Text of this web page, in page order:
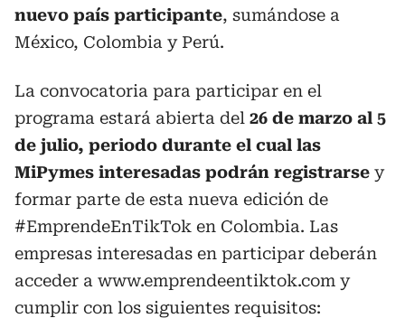
nuevo país participante, sumándose a
México, Colombia y Perú.
La convocatoria para participar en el
programa estará abierta del 26 de marzo al 5
de julio, periodo durante el cual las
MiPymes interesadas podrán registrarse y
formar parte de esta nueva edición de
#EmprendeEnTikTok en Colombia. Las
empresas interesadas en participar deberán
acceder a www.emprendeentiktok.com y
cumplir con los siguientes requisitos: